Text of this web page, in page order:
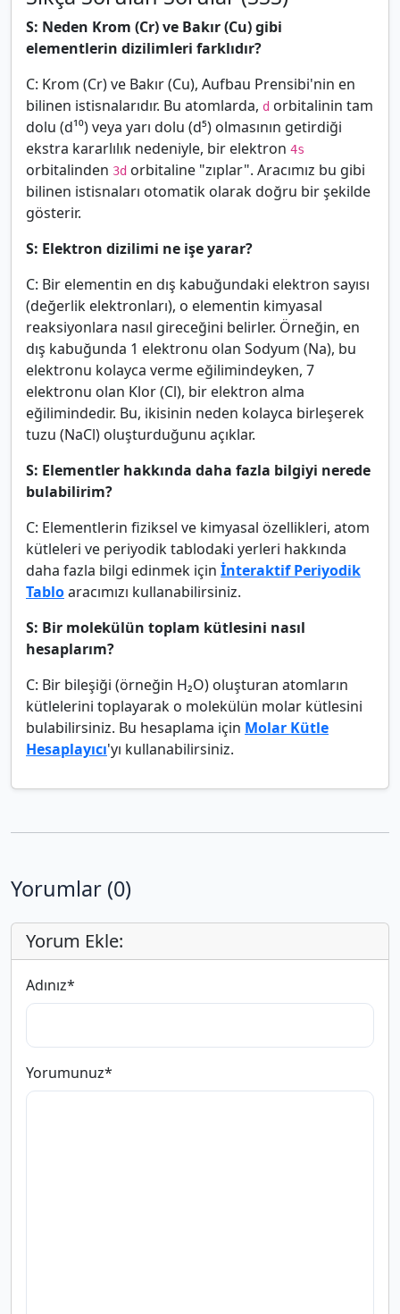
S: Neden Krom (Cr) ve Bakır (Cu) gibi
elementlerin dizilimleri farklıdır?
C: Krom (Cr) ve Bakır (Cu), Aufbau Prensibi'nin en
bilinen istisnalarıdır. Bu atomlarda, d orbitalinin tam
dolu (d¹⁰) veya yarı dolu (d⁵) olmasının getirdiği
ekstra kararlılık nedeniyle, bir elektron 4s
orbitalinden 3d orbitaline "zıplar". Aracımız bu gibi
bilinen istisnaları otomatik olarak doğru bir şekilde
gösterir.
S: Elektron dizilimi ne işe yarar?
C: Bir elementin en dış kabuğundaki elektron sayısı
(değerlik elektronları), o elementin kimyasal
reaksiyonlara nasıl gireceğini belirler. Örneğin, en
dış kabuğunda 1 elektronu olan Sodyum (Na), bu
elektronu kolayca verme eğilimindeyken, 7
elektronu olan Klor (Cl), bir elektron alma
eğilimindedir. Bu, ikisinin neden kolayca birleşerek
tuzu (NaCl) oluşturduğunu açıklar.
S: Elementler hakkında daha fazla bilgiyi nerede
bulabilirim?
C: Elementlerin fiziksel ve kimyasal özellikleri, atom
kütleleri ve periyodik tablodaki yerleri hakkında
daha fazla bilgi edinmek için İnteraktif Periyodik
Tabloaracımızı kullanabilirsiniz.
S: Bir molekülün toplam kütlesini nasıl
hesaplarım?
C: Bir bileşiği (örneğin H₂O) oluşturan atomların
kütlelerini toplayarak o molekülün molar kütlesini
bulabilirsiniz. Bu hesaplama için Molar Kütle
Hesaplayıcı'yı kullanabilirsiniz.
Yorumlar (0)
Yorum Ekle:
Adınız*
Yorumunuz*